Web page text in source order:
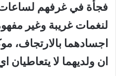
فجأة في غرفهم
لنغمات غريبة وغير
اجسادهما بالارتجاف،
ان ولديهما لا